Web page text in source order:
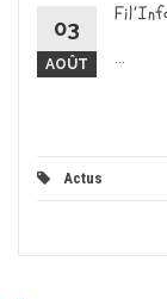
03
AOÛT ...
Actus